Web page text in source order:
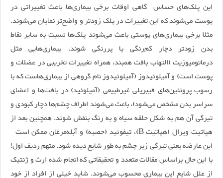
این پلک‌های حساس گاهی اوقات برخی بیماری‌ها باعث تغییراتی در
پوست می‌شوند که این تغییرات در پلک زودتر و واضح‌تر نمایان می‌شوند.
مثلا برخی بیماری‌های پوستی باعث می‌شوند پلک‌ها نسبت به سایر نقاط
بدن زودتر دچار کم‌رنگی ‌یا پررنگی شوند. بیماری‌هایی مثل
درماتومیوزیت (التهاب بافت همبند، همراه تغییرات تخریبی در عضلات و
پوست است) و آمیلوئیدوز (آمیلوئیدوز نام گروهی از بیماری‌هاست که با
رسوب پروتئین‌های فیبریلی غیرطبیعی (آمیلوئید) در بافت‌ها و اعضای
سراسر بدن مشخص می‌شود)، باعث می‌شوند اطراف چشم‌ها دچار کبودی و
تیرگی آن هم به شکل حلقه سیاه و به رنگ بنفش شوند. همچنین بعد از
هپاتیت ویرال (هپاتیت B)، تیفوئید (حصبه) و آبله‌مرغان ممکن است
این عارضه یعنی تیرگی زیر چشم به طور شایع دیده ‌شود. متهم ردیف اول!
با این حال براساس مقالات متعدد و تحقیقاتی که انجام شده ارث و ژنتیک
از علل شایع این بیماری محسوب می‌شوند. شاید خیلی از افراد از خود